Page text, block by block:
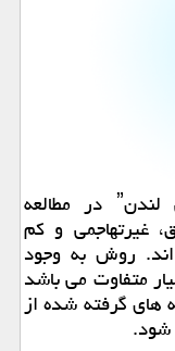
تعدادی از محققان ˮکالج دانشگاهی لندنˮ در مطالعه
غیرتهاجمی و کم
کووید-19 شده اند. روش به وجود
متفاوت می باشد
های گرفته شده از
شود.